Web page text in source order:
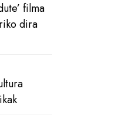
filma
dira